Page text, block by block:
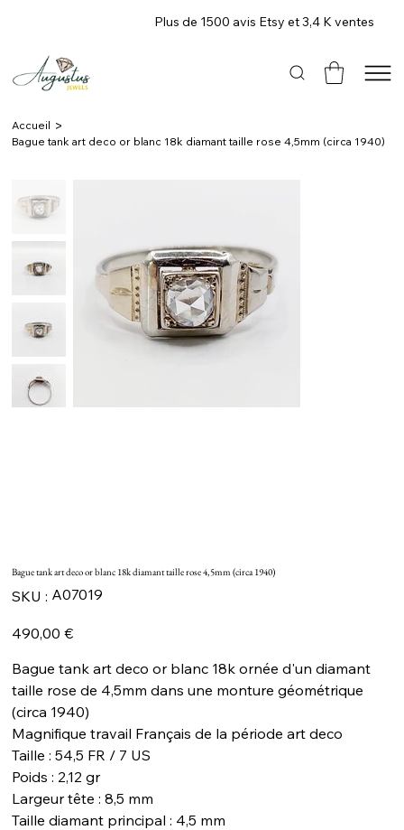
Plus de 1500 avis Etsy et 3,4 K ventes
Accueil >
Bague tank art deco or blanc 18k diamant taille rose 4,5mm (circa 1940)
Bague tank art deco or blanc 18k diamant taille rose 4,5mm (circa 1940)
SKU :
SKU
A07019
A07019
490,00 €
Bague tank art deco or blanc 18k ornée d'un diamant
taille rose de 4,5mm dans une monture géométrique
(circa 1940)
Magnifique travail Français de la période art deco
Taille : 54,5 FR / 7 US
Poids : 2,12 gr
Largeur tête : 8,5 mm
Taille diamant principal : 4,5 mm